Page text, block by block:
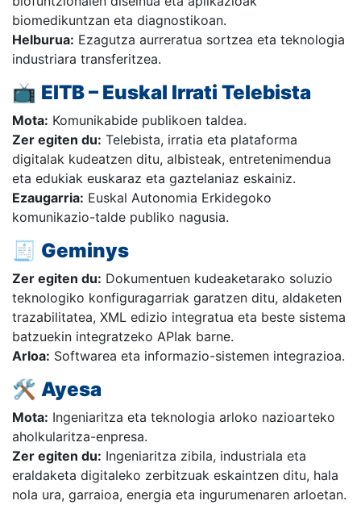
biomedikuntzan eta diagnostikoan.
Helburua: Ezagutza aurreratua sortzea eta teknologia
industriara transferitzea.
📺 EITB – Euskal Irrati Telebista
Mota: Komunikabide publikoen taldea.
Zer egiten du: Telebista, irratia eta plataforma
digitalak kudeatzen ditu, albisteak, entretenimendua
eta edukiak euskaraz eta gaztelaniaz eskainiz.
Ezaugarria: Euskal Autonomia Erkidegoko
komunikazio-talde publiko nagusia.
🧾 Geminys
Zer egiten du: Dokumentuen kudeaketarako soluzio
teknologiko konfiguragarriak garatzen ditu, aldaketen
trazabilitatea, XML edizio integratua eta beste sistema
batzuekin integratzeko APIak barne.
Arloa: Softwarea eta informazio-sistemen integrazioa.
🛠️ Ayesa
Mota: Ingeniaritza eta teknologia arloko nazioarteko
aholkularitza-enpresa.
Zer egiten du: Ingeniaritza zibila, industriala eta
eraldaketa digitaleko zerbitzuak eskaintzen ditu, hala
nola ura, garraioa, energia eta ingurumenaren arloetan.